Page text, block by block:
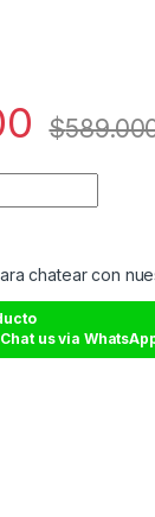
$
chatear con
us via